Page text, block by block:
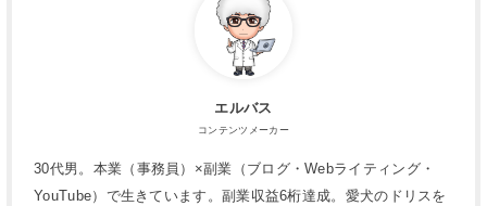
エルバス
コンテンツメーカー
30代男。本業（事務員）×副業（ブログ・Webライティング・
YouTube）で生きています。副業収益6桁達成。愛犬のドリスを